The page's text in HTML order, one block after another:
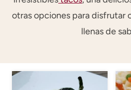
otras opciones para disfrutar
llenas de